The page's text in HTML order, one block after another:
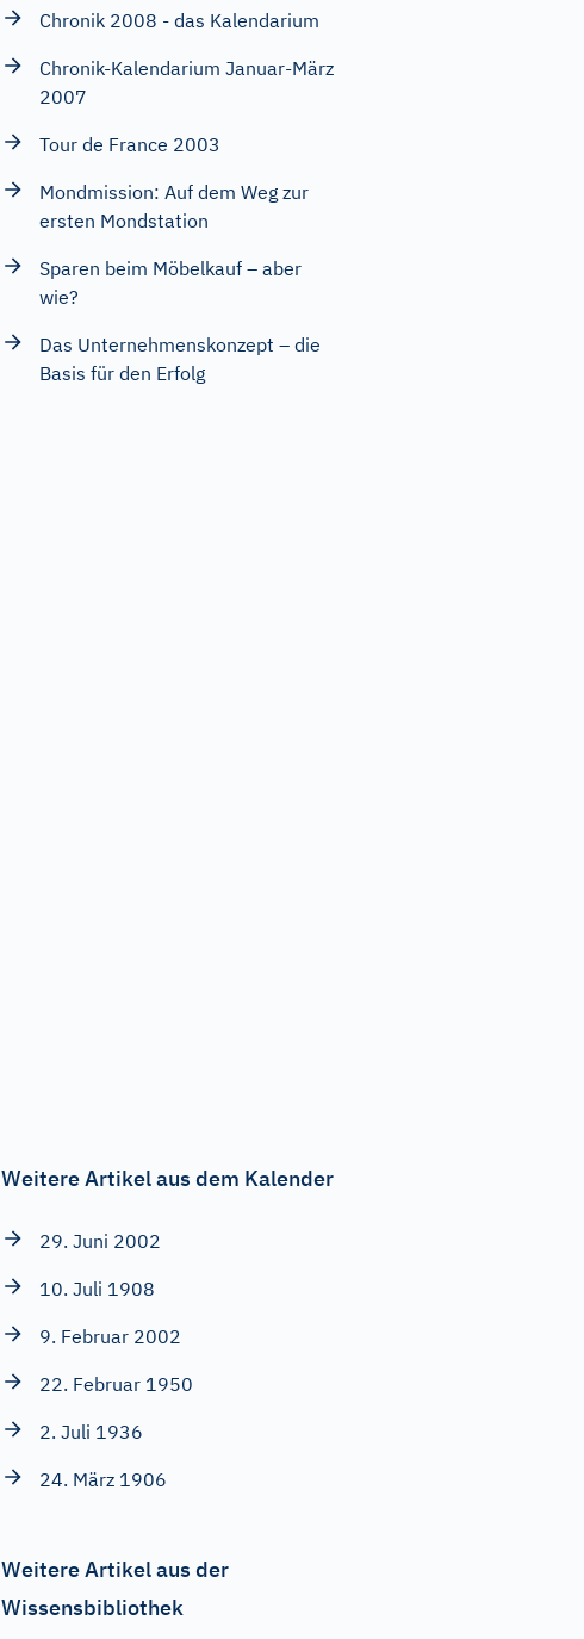
Chronik 2008 - das Kalendarium
Chronik-Kalendarium Januar-März
2007
Tour de France 2003
Mondmission: Auf dem Weg zur
ersten Mondstation
Sparen beim Möbelkauf – aber
wie?
Das Unternehmenskonzept – die
Basis für den Erfolg
Weitere Artikel aus dem Kalender
29. Juni 2002
10. Juli 1908
9. Februar 2002
22. Februar 1950
2. Juli 1936
24. März 1906
Weitere Artikel aus der
Wissensbibliothek